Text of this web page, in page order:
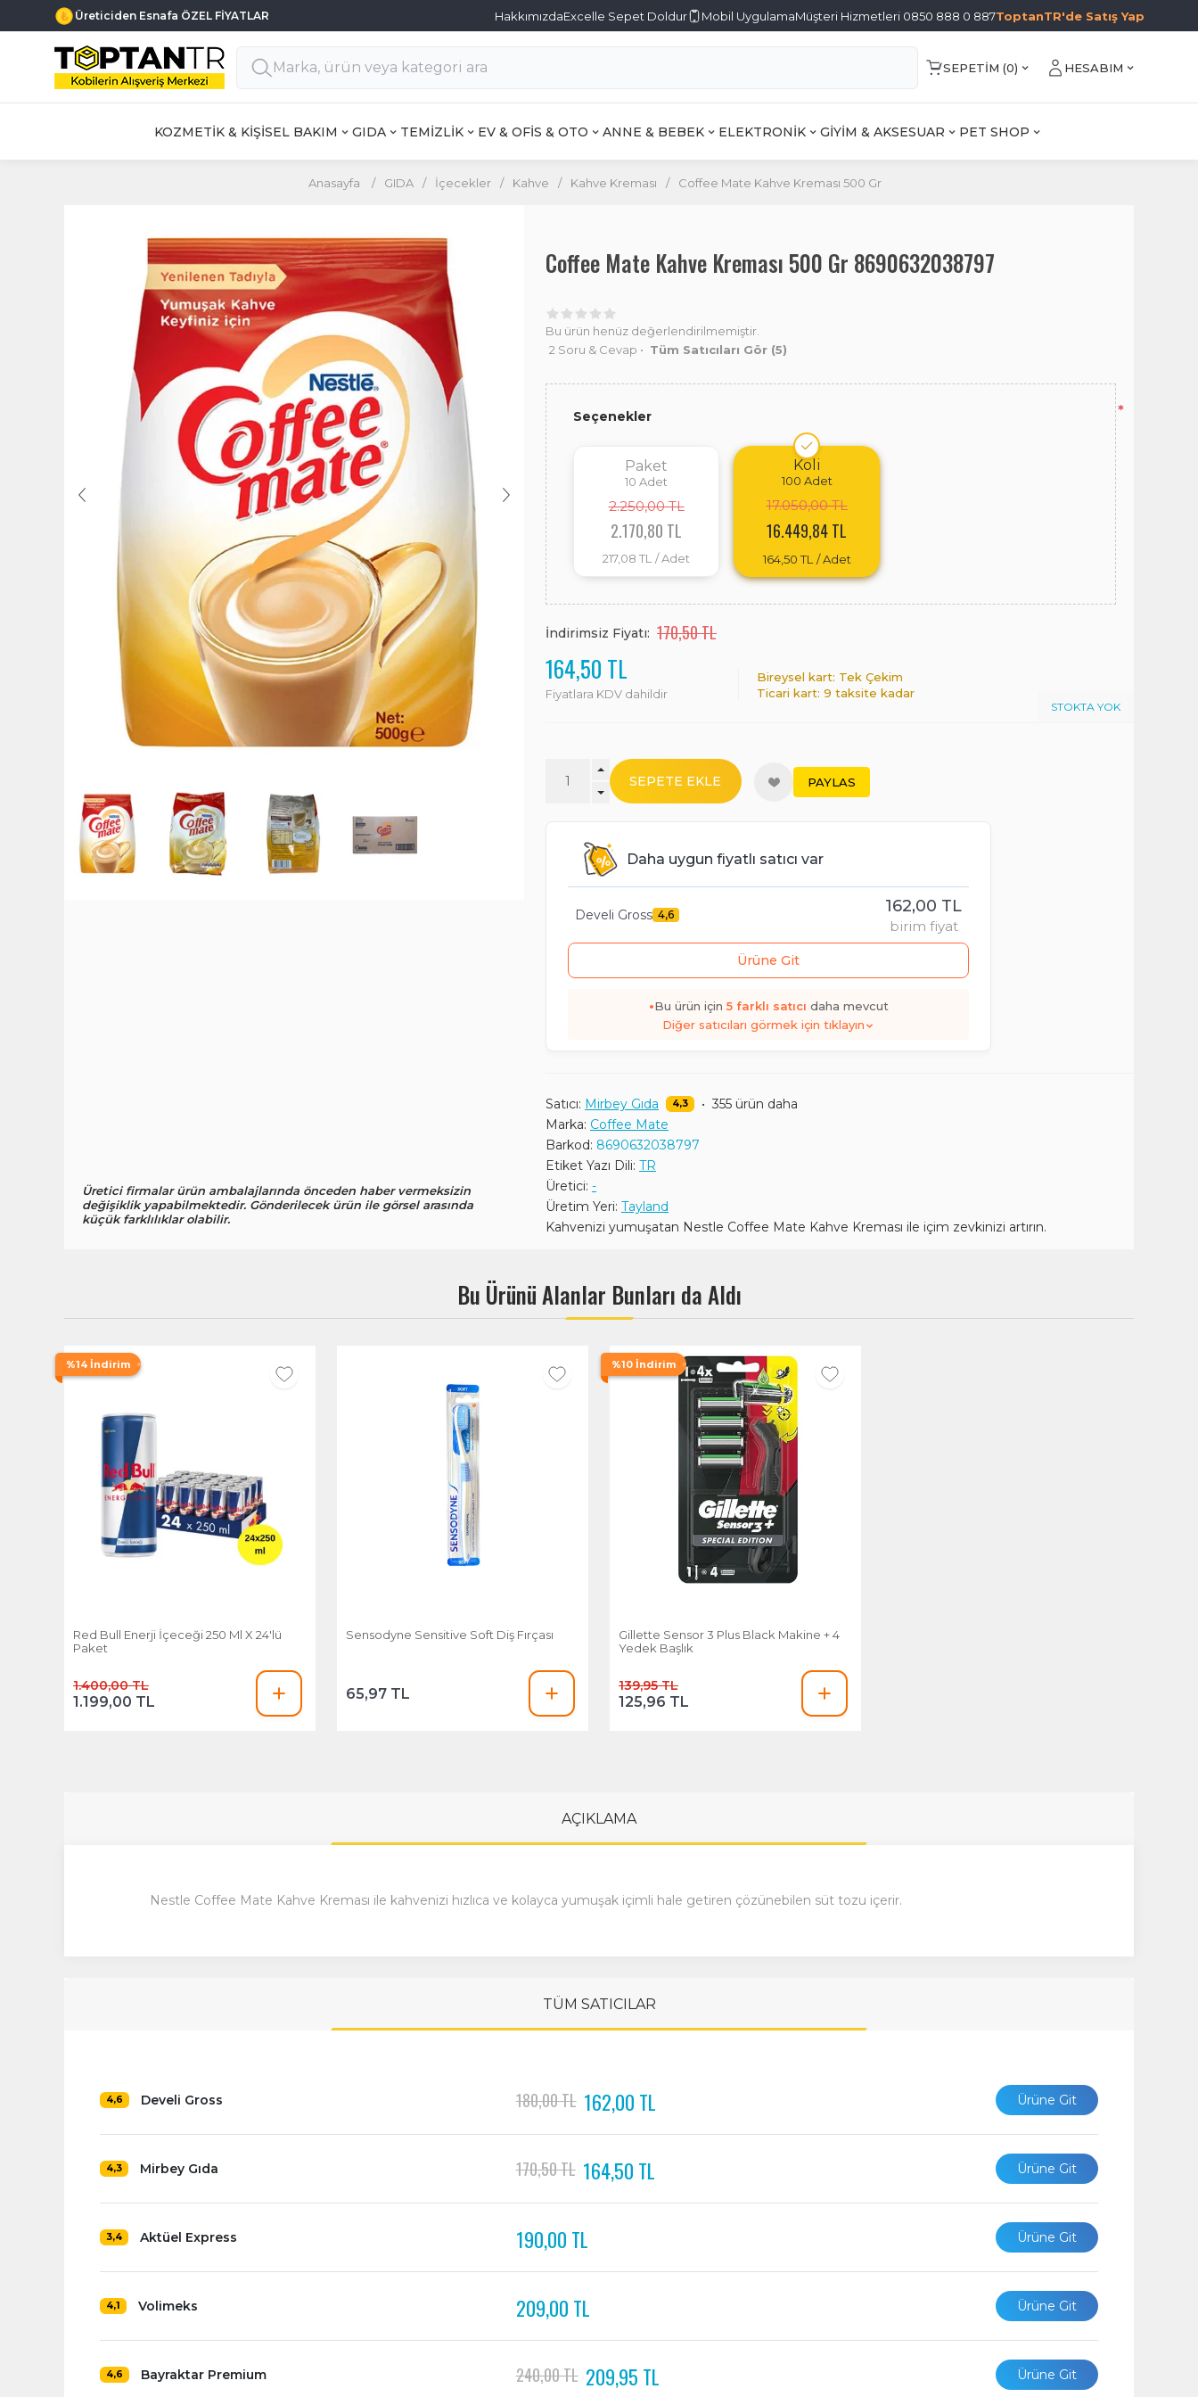
Üreticiden Esnafa ÖZEL FİYATLAR HakkımızdaExcelle Sepet Doldur Mobil UygulamaMüşteri Hizmetleri 0850 888 0 887ToptanTR'de Satış Yap
SEPETIM (0) HESABIM
KOZMETİK & KİŞİSEL BAKIM GIDA TEMİZLİK EV & OFİS & OTO ANNE & BEBEK ELEKTRONİK GİYİM & AKSESUAR PET SHOP
Anasayfa / GIDA / İçecekler / Kahve / Kahve Kreması / Coffee Mate Kahve Kreması 500 Gr
Üretici firmalar ürün ambalajlarında önceden haber vermeksizin
değişiklik yapabilmektedir. Gönderilecek ürün ile görsel arasında
küçük farklılıklar olabilir.
Coffee Mate Kahve Kreması 500 Gr 8690632038797
Bu ürün henüz değerlendirilmemiştir.
2 Soru & Cevap • Tüm Satıcıları Gör (5)
Seçenekler *
Paket
10 Adet
2.250,00 TL
2.170,80 TL
217,08 TL / Adet
Koli
100 Adet
17.050,00 TL
16.449,84 TL
164,50 TL / Adet
İndirimsiz Fiyatı: 170,50 TL
164,50 TL
Fiyatlara KDV dahildir
Bireysel kart: Tek Çekim
Ticari kart: 9 taksite kadar
STOKTA YOK
SEPETE EKLE PAYLAS
Daha uygun fiyatlı satıcı var
Develi Gross 4,6 162,00 TL
birim fiyat
Ürüne Git
•Bu ürün için 5farklı satıcı daha mevcut
Diğer satıcıları görmek için tıklayın
Satıcı: Mirbey Gıda 4,3 • 355 ürün daha
Marka: Coffee Mate
Barkod: 8690632038797
Etiket Yazı Dili: TR
Üretici: -
Üretim Yeri: Tayland
Kahvenizi yumuşatan Nestle Coffee Mate Kahve Kreması ile içim zevkinizi artırın.
Bu Ürünü Alanlar Bunları da Aldı
%14 İndirim
Red Bull Enerji İçeceği 250 Ml X 24'lü
Paket
1.400,00 TL
1.199,00 TL
Sensodyne Sensitive Soft Diş Fırçası
65,97 TL
%10 İndirim
Gillette Sensor 3 Plus Black Makine + 4
Yedek Başlık
139,95 TL
125,96 TL
AÇIKLAMA
Nestle Coffee Mate Kahve Kreması ile kahvenizi hızlıca ve kolayca yumuşak içimli hale getiren çözünebilen süt tozu içerir.
TÜM SATICILAR
4,6 Develi Gross 180,00 TL 162,00 TL Ürüne Git
4,3 Mirbey Gıda 170,50 TL 164,50 TL Ürüne Git
3,4 Aktüel Express 190,00 TL Ürüne Git
4,1 Volimeks 209,00 TL Ürüne Git
4,6 Bayraktar Premium 240,00 TL 209,95 TL Ürüne Git